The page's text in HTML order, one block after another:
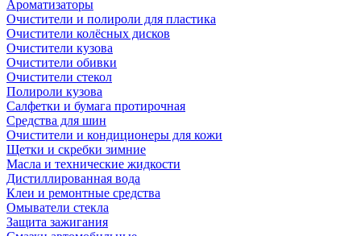
Ароматизаторы
Очистители и полироли для пластика
Очистители колёсных дисков
Очистители кузова
Очистители обивки
Очистители стекол
Полироли кузова
Салфетки и бумага протирочная
Средства для шин
Очистители и кондиционеры для кожи
Щетки и скребки зимние
Масла и технические жидкости
Дистиллированная вода
Клеи и ремонтные средства
Омыватели стекла
Защита зажигания